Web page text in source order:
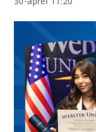
30-aprel 11:20